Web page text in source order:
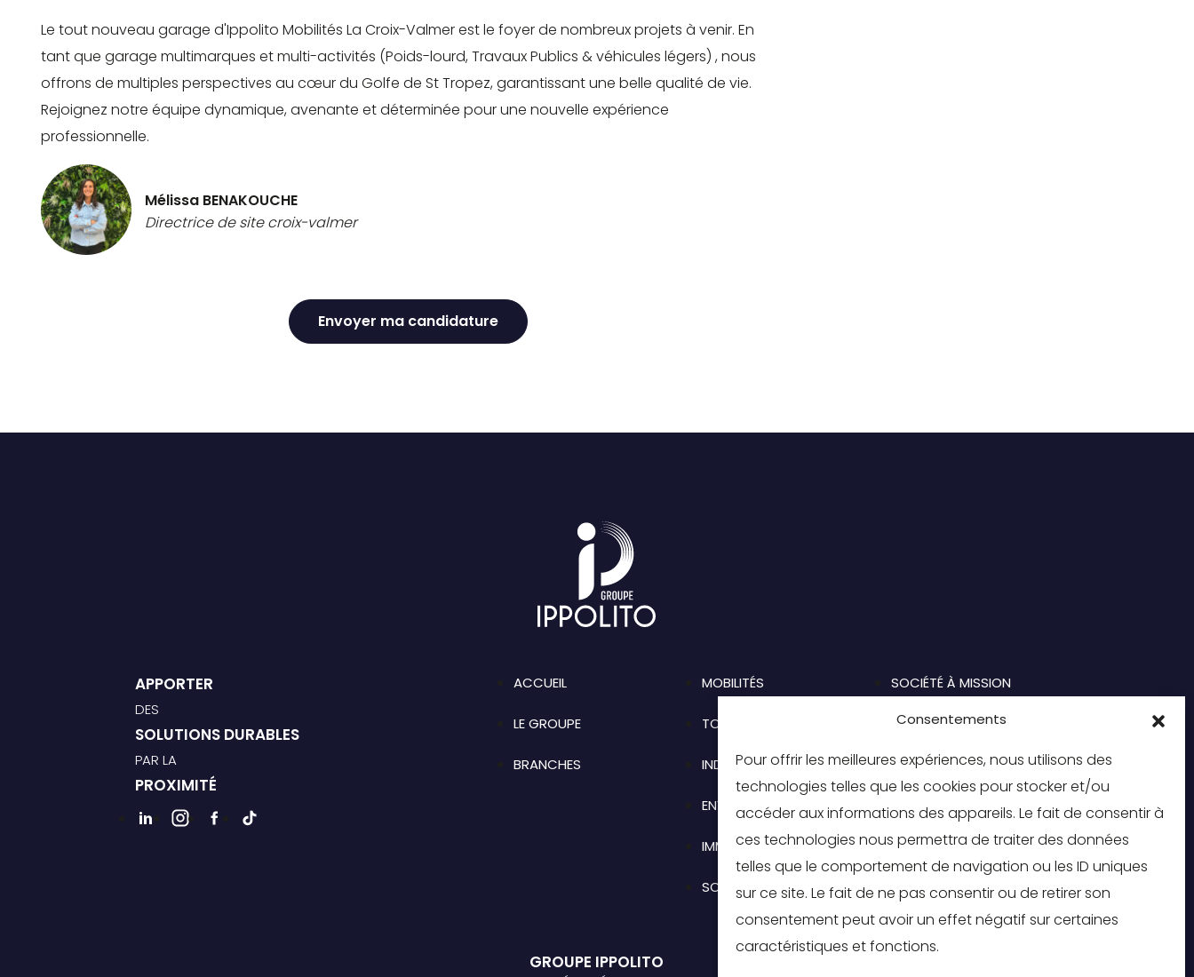
Consentements
Pour offrir les meilleures expériences, nous utilisons des
technologies telles que les cookies pour stocker et/ou
accéder aux informations des appareils. Le fait de consentir à
ces technologies nous permettra de traiter des données
telles que le comportement de navigation ou les ID uniques
sur ce site. Le fait de ne pas consentir ou de retirer son
consentement peut avoir un effet négatif sur certaines
caractéristiques et fonctions.
Le tout nouveau garage d'Ippolito Mobilités La Croix-Valmer est le foyer de nombreux projets à venir. En
tant que garage multimarques et multi-activités (Poids-lourd, Travaux Publics & véhicules légers) , nous
offrons de multiples perspectives au cœur du Golfe de St Tropez, garantissant une belle qualité de vie.
Rejoignez notre équipe dynamique, avenante et déterminée pour une nouvelle expérience
professionnelle.
Mélissa BENAKOUCHE
Directrice de site croix-valmer
Envoyer ma candidature
APPORTER
DES
SOLUTIONS DURABLES
PAR LA
PROXIMITÉ
ACCUEIL
LE GROUPE
BRANCHES
MOBILITÉS
TOURISME
INDUSTRIE
ENVIRONNEMENT
IMMOBILIER
SOLUTIONS RH
SOCIÉTÉ À MISSION
CONTACT
GROUPE IPPOLITO